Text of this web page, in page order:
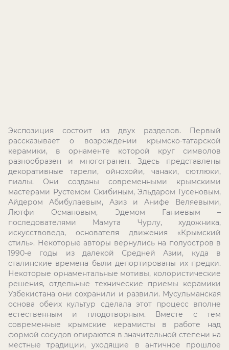
Экспозиция состоит из двух разделов. Первый
рассказывает о возрождении крымско-татарской
керамики, в орнаменте которой круг символов
разнообразен и многогранен. Здесь представлены
декоративные тарели, ойнохойи, чанаки, сютлюки,
пиалы. Они созданы современными крымскими
мастерами Рустемом Скибиным, Эльдаром Гусеновым,
Айдером Абибулаевым, Азиз и Анифе Веляевыми,
Лютфи Османовым, Эдемом Ганиевым –
последователями Мамута Чурлу, художника,
искусствоведа, основателя движения «Крымский
стиль». Некоторые авторы вернулись на полуостров в
1990-е годы из далекой Средней Азии, куда в
сталинские времена были депортированы их предки.
Некоторые орнаментальные мотивы, колористические
решения, отдельные технические приемы керамики
Узбекистана они сохранили и развили. Мусульманская
основа обеих культур сделала этот процесс вполне
естественным и плодотворным. Вместе с тем
современные крымские керамисты в работе над
формой сосудов опираются в значительной степени на
местные традиции, уходящие в античное прошлое